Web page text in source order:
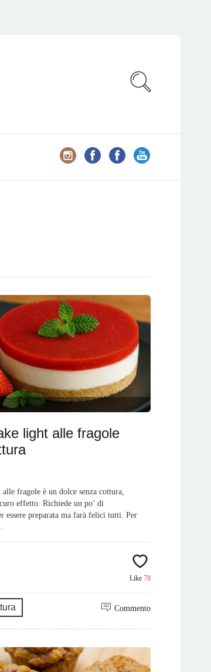
light alle fragole
fragole è un dolce senza cottura,
effetto. Richiede un po’ di
essere preparata ma farà felici tutti. Per
Like 78
Commento